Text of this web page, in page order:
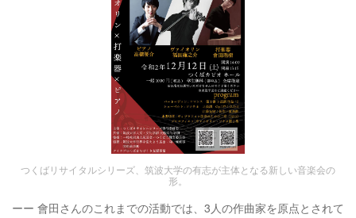
つくばリサイタルシリーズ、筑波大学の有志が主体となる新しい音楽会の
形。
ーー 會田さんのこれまでの活動では、3人の作曲家を原点とされて